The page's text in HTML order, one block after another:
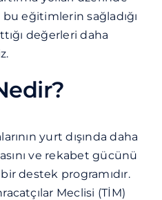
eğitimlerin sağladığı
değerleri daha
yurt dışında daha
ve rekabet gücünü
destek programıdır.
Meclisi (TİM)